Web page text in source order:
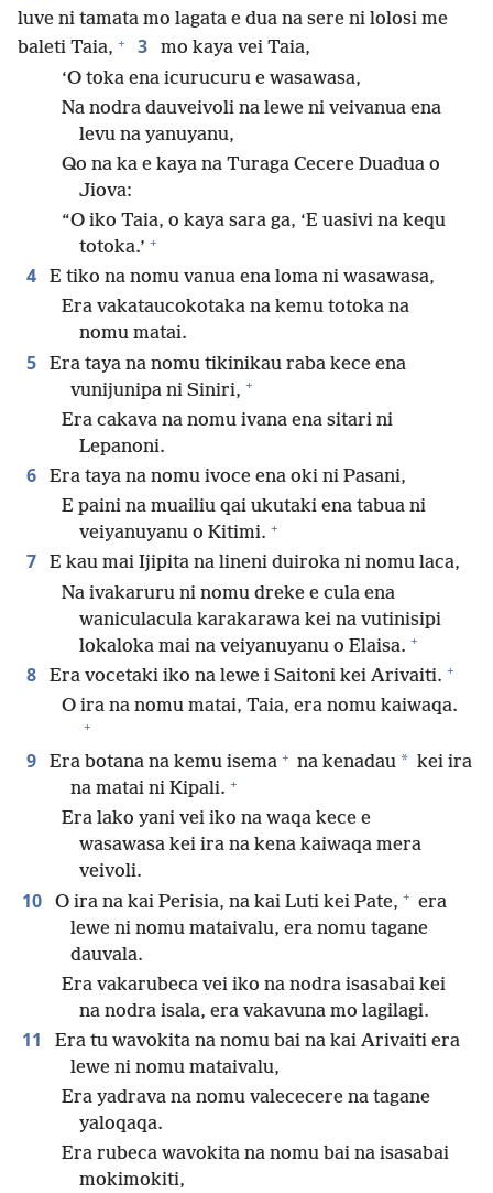
luve ni tamata mo lagata e dua na sere ni lolosi me
baleti Taia, + 3
mo kaya vei Taia,
‘O toka ena icurucuru e wasawasa,
Na nodra dauveivoli na lewe ni veivanua ena
levu na yanuyanu,
Qo na ka e kaya na Turaga Cecere Duadua o
Jiova:
“O iko Taia, o kaya sara ga, ‘E uasivi na kequ
totoka.’ +
4
E tiko na nomu vanua ena loma ni wasawasa,
Era vakataucokotaka na kemu totoka na
nomu matai.
5
Era taya na nomu tikinikau raba kece ena
vunijunipa ni Siniri, +
Era cakava na nomu ivana ena sitari ni
Lepanoni.
6
Era taya na nomu ivoce ena oki ni Pasani,
E paini na muailiu qai ukutaki ena tabua ni
veiyanuyanu o Kitimi. +
7
E kau mai Ijipita na lineni duiroka ni nomu laca,
Na ivakaruru ni nomu dreke e cula ena
waniculacula karakarawa kei na vutinisipi
lokaloka mai na veiyanuyanu o Elaisa. +
8 Era vocetaki iko na lewe i Saitoni kei Arivaiti. +
O ira na nomu matai, Taia, era nomu kaiwaqa.
+
9 Era botana na kemu isema + na kenadau * kei ira
na matai ni Kipali. +
Era lako yani vei iko na waqa kece e
wasawasa kei ira na kena kaiwaqa mera
veivoli.
10 O ira na kai Perisia, na kai Luti kei Pate, + era
lewe ni nomu mataivalu, era nomu tagane
dauvala.
Era vakarubeca vei iko na nodra isasabai kei
na nodra isala, era vakavuna mo lagilagi.
11
Era tu wavokita na nomu bai na kai Arivaiti era
lewe ni nomu mataivalu,
Era yadrava na nomu valececere na tagane
yaloqaqa.
Era rubeca wavokita na nomu bai na isasabai
mokimokiti,